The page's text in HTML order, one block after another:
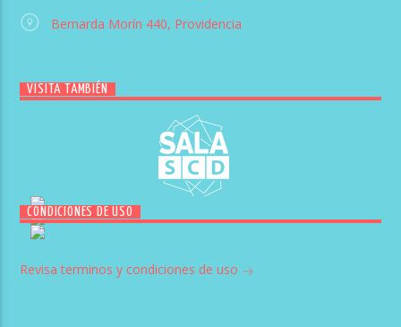
Bernarda Morín 440, Providencia
VISITA TAMBIÉN
CONDICIONES DE USO
Revisa terminos y condiciones de uso